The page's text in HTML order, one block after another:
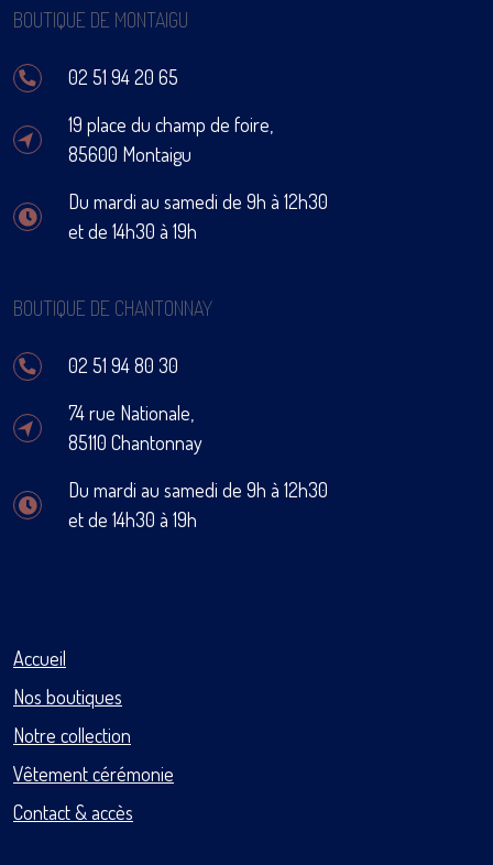
BOUTIQUE DE MONTAIGU
02 51 94 20 65
19 place du champ de foire,
85600 Montaigu
Du mardi au samedi de 9h à 12h30
et de 14h30 à 19h
BOUTIQUE DE CHANTONNAY
02 51 94 80 30
74 rue Nationale,
85110 Chantonnay
Du mardi au samedi de 9h à 12h30
et de 14h30 à 19h
Accueil
Nos boutiques
Notre collection
Vêtement cérémonie
Contact & accès